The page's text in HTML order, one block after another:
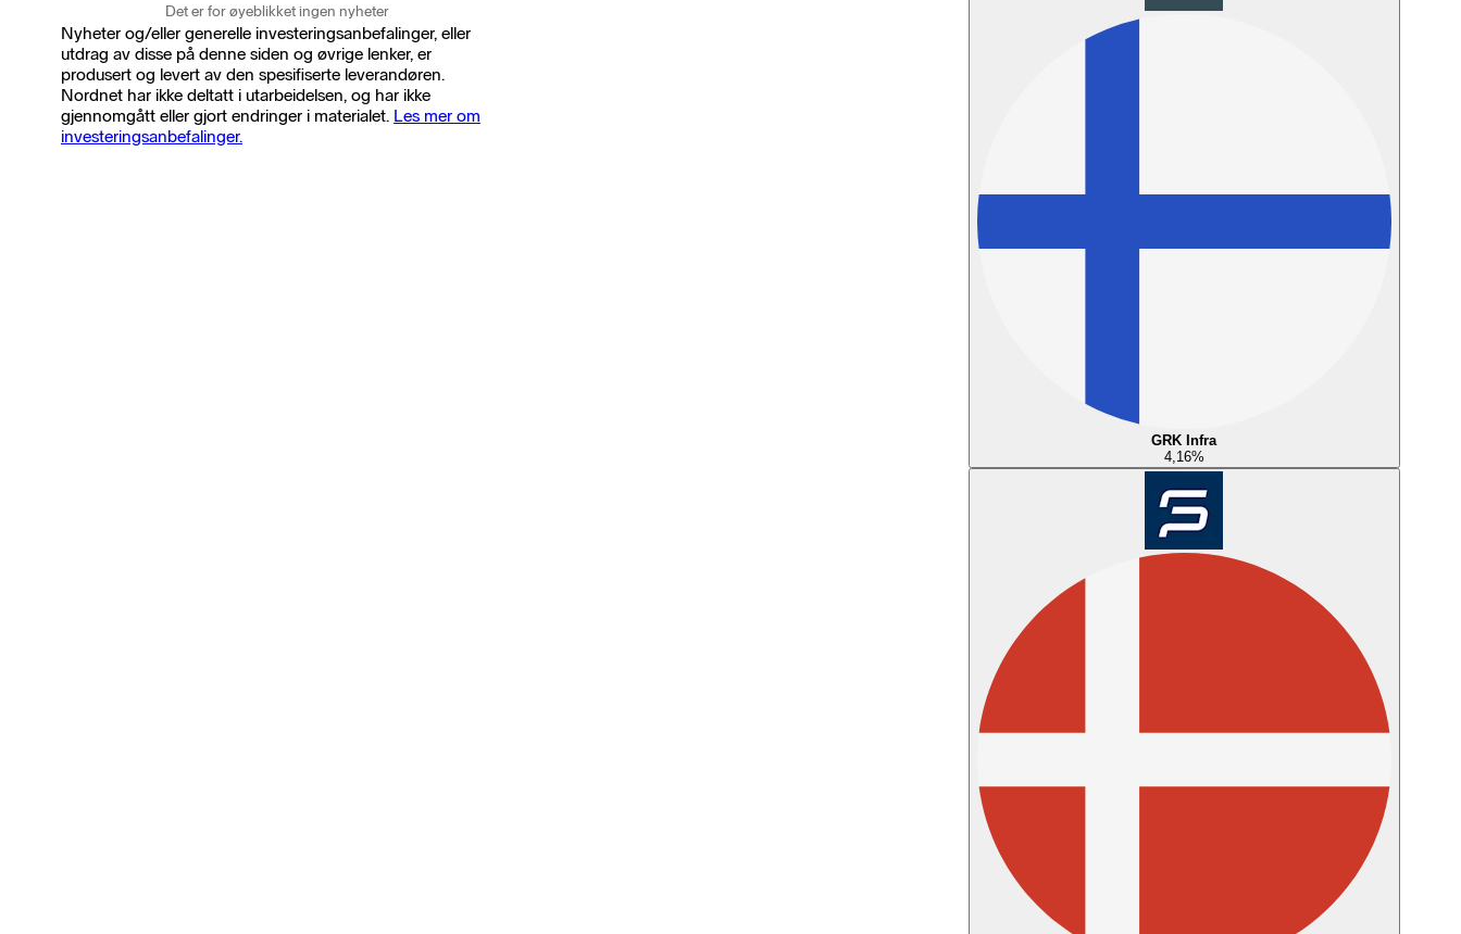
Det er for øyeblikket ingen nyheter
Nyheter og/eller generelle investeringsanbefalinger, eller
utdrag av disse på denne siden og øvrige lenker, er
produsert og levert av den spesifiserte leverandøren.
Nordnet har ikke deltatt i utarbeidelsen, og har ikke
gjennomgått eller gjort endringer i materialet. Les mer om
investeringsanbefalinger.
GRK Infra
4,16%